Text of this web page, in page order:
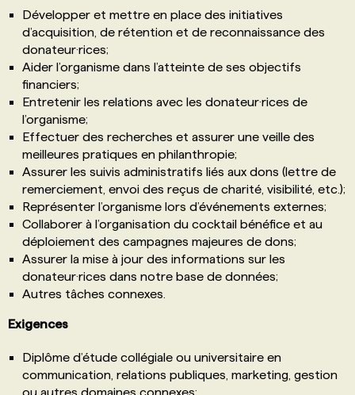
Développer et mettre en place des initiatives
d’acquisition, de rétention et de reconnaissance des
donateur·rices;
Aider l’organisme dans l’atteinte de ses objectifs
financiers;
Entretenir les relations avec les donateur·rices de
l’organisme;
Effectuer des recherches et assurer une veille des
meilleures pratiques en philanthropie;
Assurer les suivis administratifs liés aux dons (lettre de
remerciement, envoi des reçus de charité, visibilité, etc.);
Représenter l’organisme lors d’événements externes;
Collaborer à l’organisation du cocktail bénéfice et au
déploiement des campagnes majeures de dons;
Assurer la mise à jour des informations sur les
donateur·rices dans notre base de données;
Autres tâches connexes.
Exigences
Diplôme d’étude collégiale ou universitaire en
communication, relations publiques, marketing, gestion
ou autres domaines connexes;